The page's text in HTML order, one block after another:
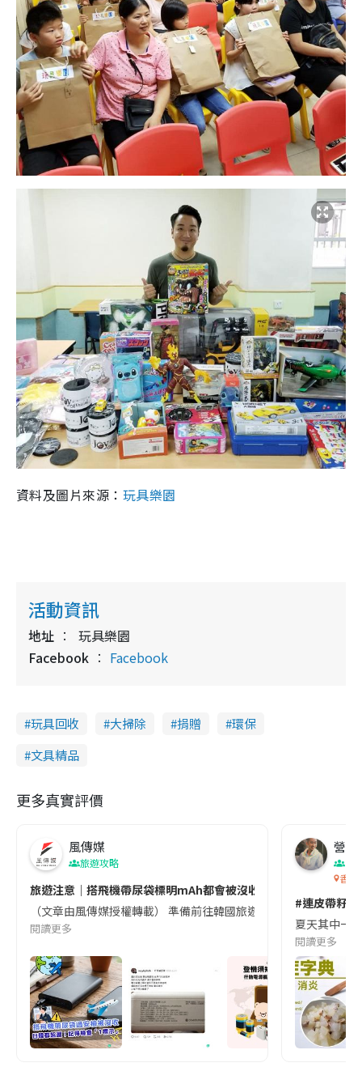
資料及圖片來源： 玩具樂園
活動資訊
地址
玩具樂園
Facebook
Facebook
玩具回收 大掃除 捐贈
環保
文具精品
更多真實評價
風傳媒
旅遊攻略
旅遊注意｜搭飛機帶尿袋標明mAh都會被沒收😱出發前切記檢查
（文章由風傳媒授權轉載） 準備前往韓國旅遊的民眾，近期要
閱讀更多
營養
香港
#連皮帶籽
夏天其中一
閱讀更多